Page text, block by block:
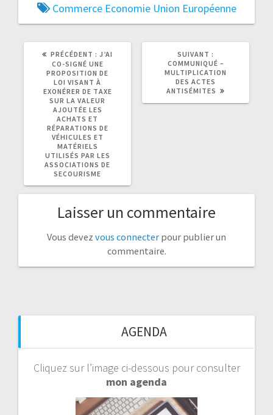
Commerce Economie Union Européenne
PRÉCÉDENT :
ARTICLE
PRÉCÉDENT
J’AI
CO-SIGNÉ UNE
PROPOSITION DE
LOI VISANT À
EXONÉRER DE TAXE
SUR LA VALEUR
AJOUTÉE LES
ACHATS ET
RÉPARATIONS DE
VÉHICULES ET
MATÉRIELS
UTILISÉS PAR LES
ASSOCIATIONS DE
SECOURISME
SUIVANT :
ARTICLE
SUIVANT
COMMUNIQUÉ –
MULTIPLICATION
DES ACTES
ANTISÉMITES
Laisser un commentaire
Vous devez vous connecter pour publier un
commentaire.
AGENDA
Cliquez sur l’image ci-dessous pour consulter
mon agenda